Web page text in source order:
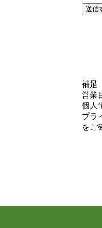
補足
営業
個人
プラ
をご